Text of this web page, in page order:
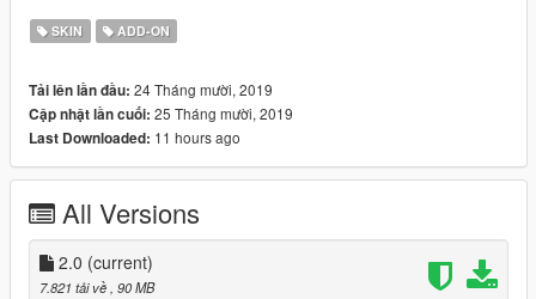
SKIN ADD-ON
Tải lên lần đầu: 24 Tháng mười, 2019
Cập nhật lần cuối: 25 Tháng mười, 2019
Last Downloaded: 11 hours ago
All Versions
2.0 (current)
7.821 tải về , 90 MB